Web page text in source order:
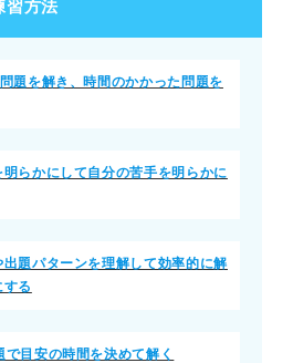
習方法
題を解き、時間のかかった問題を
らかにして自分の苦手を明らかに
題パターンを理解して効率的に解
る
で目安の時間を決めて解く